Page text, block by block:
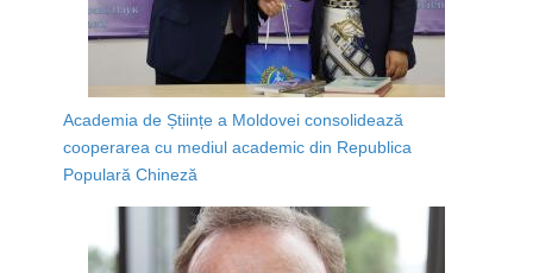
Academia de Științe a Moldovei consolidează
cooperarea cu mediul academic din Republica
Populară Chineză